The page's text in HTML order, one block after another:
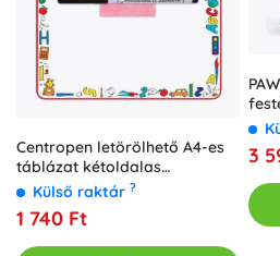
Centropen letörölhető A4-es
táblázat kétoldalas
filctollakkal
Külső raktár ?
1 740 Ft
3